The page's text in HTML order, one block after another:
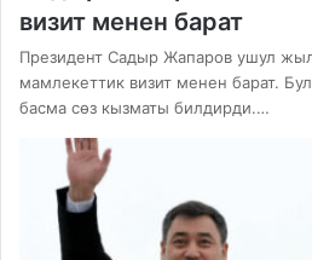
визит менен барат
Президент Садыр Жапаров ушул
мамлекеттик визит менен барат.
басма сөз кызматы билдирди.…